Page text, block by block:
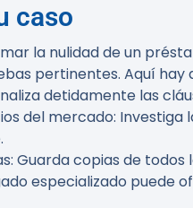
caso
la nulidad de un
pertinentes. Aquí hay
detidamente las
del mercado: Investiga
: Guarda copias de
especializado puede